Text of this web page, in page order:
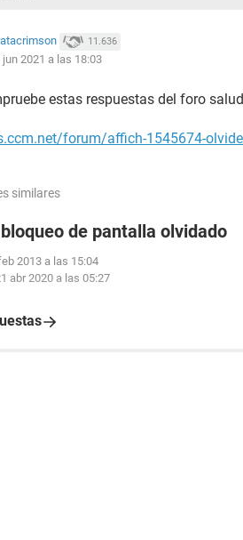
11.636
jun 2021 a las 18:03
estas respuestas del foro
forum/affich-1545674-
similares
de pantalla olvidado
2013 a las 15:04
abr 2020 a las 05:27